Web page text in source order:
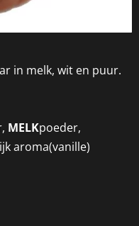
in melk, wit en puur.
MELKpoeder,
aroma(vanille)